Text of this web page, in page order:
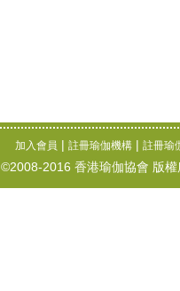
加入會員 | 註冊瑜伽機構 | 註冊瑜
©2008-2016 香港瑜伽協會 版